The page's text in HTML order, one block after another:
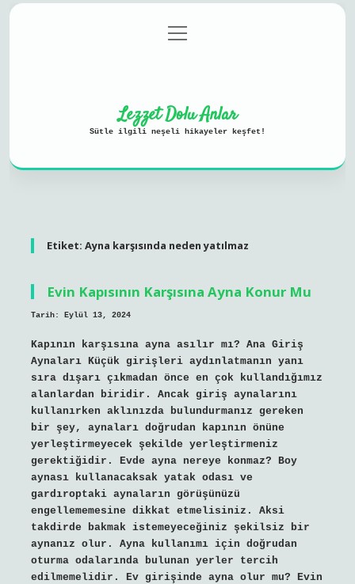
Gizlilik Politikası
menüyü
aç
Lezzet Dolu Anlar
Sütle ilgili neşeli hikayeler keşfet!
Etiket: Ayna karşısında neden yatılmaz
Evin Kapısının Karşısına Ayna Konur Mu
Tarih: Eylül 13, 2024
Kapının karşısına ayna asılır mı? Ana Giriş
Aynaları Küçük girişleri aydınlatmanın yanı
sıra dışarı çıkmadan önce en çok kullandığımız
alanlardan biridir. Ancak giriş aynalarını
kullanırken aklınızda bulundurmanız gereken
bir şey, aynaları doğrudan kapının önüne
yerleştirmeyecek şekilde yerleştirmeniz
gerektiğidir. Evde ayna nereye konmaz? Boy
aynası kullanacaksak yatak odası ve
gardıroptaki aynaların görüşünüzü
engellememesine dikkat etmelisiniz. Aksi
takdirde bakmak istemeyeceğiniz şekilsiz bir
aynanız olur. Ayna kullanımı için doğrudan
oturma odalarında bulunan yerler tercih
edilmemelidir. Ev girişinde ayna olur mu? Evin